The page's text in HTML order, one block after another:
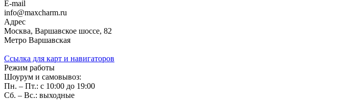
E-mail
info@maxcharm.ru
Адрес
Москва, Варшавское шоссе, 82
Метро Варшавская
Ссылка для карт и навигаторов
Режим работы
Шоурум и самовывоз:
Пн. – Пт.: с 10:00 до 19:00
Сб. – Вс.: выходные